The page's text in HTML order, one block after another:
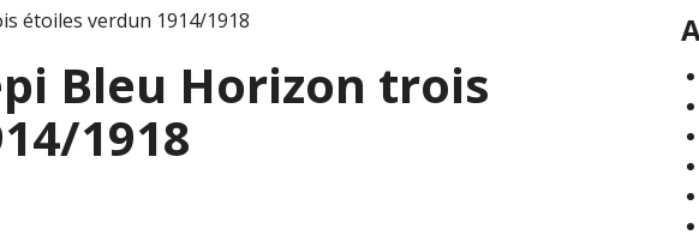
étoiles verdun 1914/1918
Bleu Horizon trois
1918